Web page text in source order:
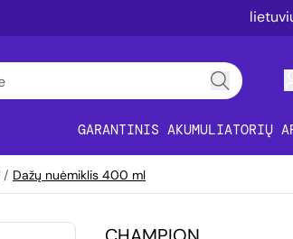
GARANTINIS AKUMULIATORIŲ
/ Dažų nuėmiklis 400 ml